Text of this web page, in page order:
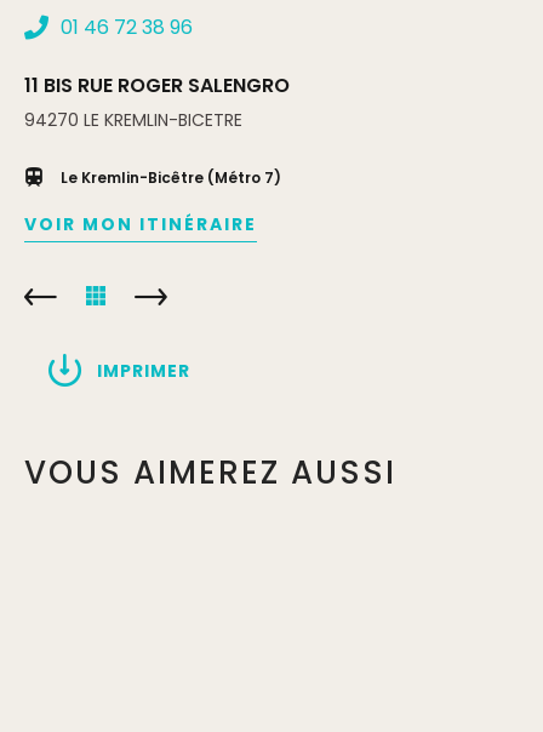
01 46 72 38 96
11 BIS RUE ROGER SALENGRO
94270 LE KREMLIN-BICETRE
Le Kremlin-Bicêtre (Métro 7)
VOIR MON ITINÉRAIRE
IMPRIMER
VOUS AIMEREZ AUSSI